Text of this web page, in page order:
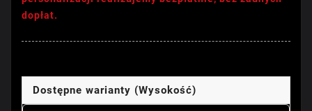
dopłat.
Dostępne warianty (Wysokość)